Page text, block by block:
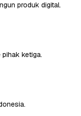
produk digital.
ketiga.